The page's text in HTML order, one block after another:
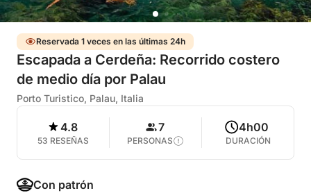
Reservada 1 veces en las últimas 24h
Escapada a Cerdeña: Recorrido costero
de medio día por Palau
Porto Turistico, Palau, Italia
4.8
53 RESEÑAS
7
PERSONAS
4h00
DURACIÓN
Con patrón